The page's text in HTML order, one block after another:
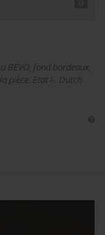
BEVO, fond bordeaux,
pièce. Etat I-. Dutch